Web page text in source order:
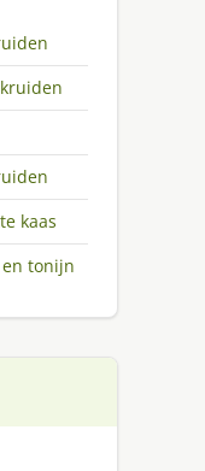
kaas
tonijn